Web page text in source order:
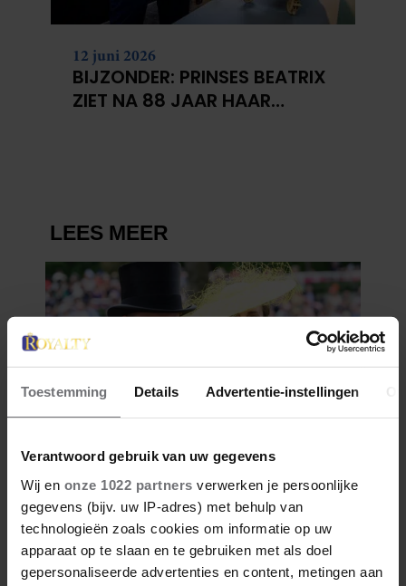
Toestemming Details Advertentie-instellingen
Verantwoord gebruik van uw gegevens
Wij en onze 1022 partners verwerken je persoonlijke
gegevens (bijv. uw IP-adres) met behulp van
technologieën zoals cookies om informatie op uw
apparaat op te slaan en te gebruiken met als doel
gepersonaliseerde advertenties en content, metingen aan
12 juni 2026
BIJZONDER: PRINSES BEATRIX
ZIET NA 88 JAAR HAAR